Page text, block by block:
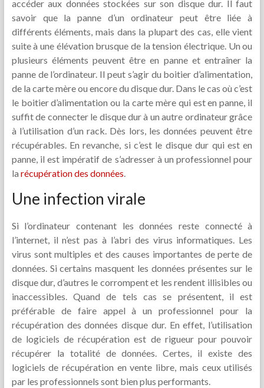
accéder aux données stockées sur son disque dur. Il faut
savoir que la panne d’un ordinateur peut être liée à
différents éléments, mais dans la plupart des cas, elle vient
suite à une élévation brusque de la tension électrique. Un ou
plusieurs éléments peuvent être en panne et entraîner la
panne de l’ordinateur. Il peut s’agir du boitier d’alimentation,
de la carte mère ou encore du disque dur. Dans le cas où c’est
le boitier d’alimentation ou la carte mère qui est en panne, il
suffit de connecter le disque dur à un autre ordinateur grâce
à l’utilisation d’un rack. Dès lors, les données peuvent être
récupérables. En revanche, si c’est le disque dur qui est en
panne, il est impératif de s’adresser à un professionnel pour
la récupération des données.
Une infection virale
Si l’ordinateur contenant les données reste connecté à
l’internet, il n’est pas à l’abri des virus informatiques. Les
virus sont multiples et des causes importantes de perte de
données. Si certains masquent les données présentes sur le
disque dur, d’autres le corrompent et les rendent illisibles ou
inaccessibles. Quand de tels cas se présentent, il est
préférable de faire appel à un professionnel pour la
récupération des données disque dur. En effet, l’utilisation
de logiciels de récupération est de rigueur pour pouvoir
récupérer la totalité de données. Certes, il existe des
logiciels de récupération en vente libre, mais ceux utilisés
par les professionnels sont bien plus performants.